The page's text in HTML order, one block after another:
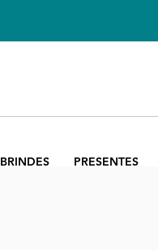
BRINDES PRESENTES